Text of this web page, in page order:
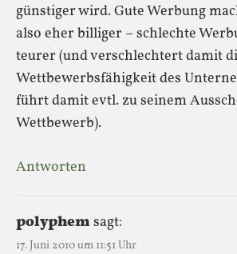
günstiger wird. Gute Werbung
also eher billiger – schlechte
teurer (und verschlechtert damit
Wettbewerbsfähigkeit des
führt damit evtl. zu seinem
Wettbewerb).
Antworten
polyphemsagt:
17. Juni 2010 um 11:51 Uhr